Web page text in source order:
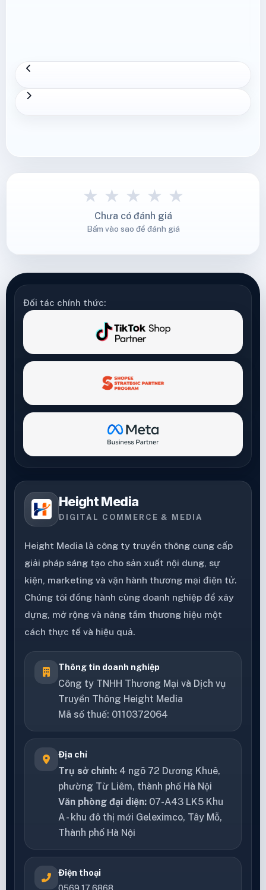
★ ★ ★ ★ ★
Chưa có đánh giá
Bấm vào sao để đánh giá
Đối tác chính thức:
Height Media
DIGITAL COMMERCE & MEDIA
Height Media là công ty truyền thông cung cấp
giải pháp sáng tạo cho sản xuất nội dung, sự
kiện, marketing và vận hành thương mại điện tử.
Chúng tôi đồng hành cùng doanh nghiệp để xây
dựng, mở rộng và nâng tầm thương hiệu một
cách thực tế và hiệu quả.
Thông tin doanh nghiệp
Công ty TNHH Thương Mại và Dịch vụ
Truyền Thông Height Media
Mã số thuế: 0110372064
Địa chỉ
Trụ sở chính: 4 ngõ 72 Dương Khuê,
phường Từ Liêm, thành phố Hà Nội
Văn phòng đại diện: 07-A43 LK5 Khu
A - khu đô thị mới Geleximco, Tây Mỗ,
Thành phố Hà Nội
Điện thoại